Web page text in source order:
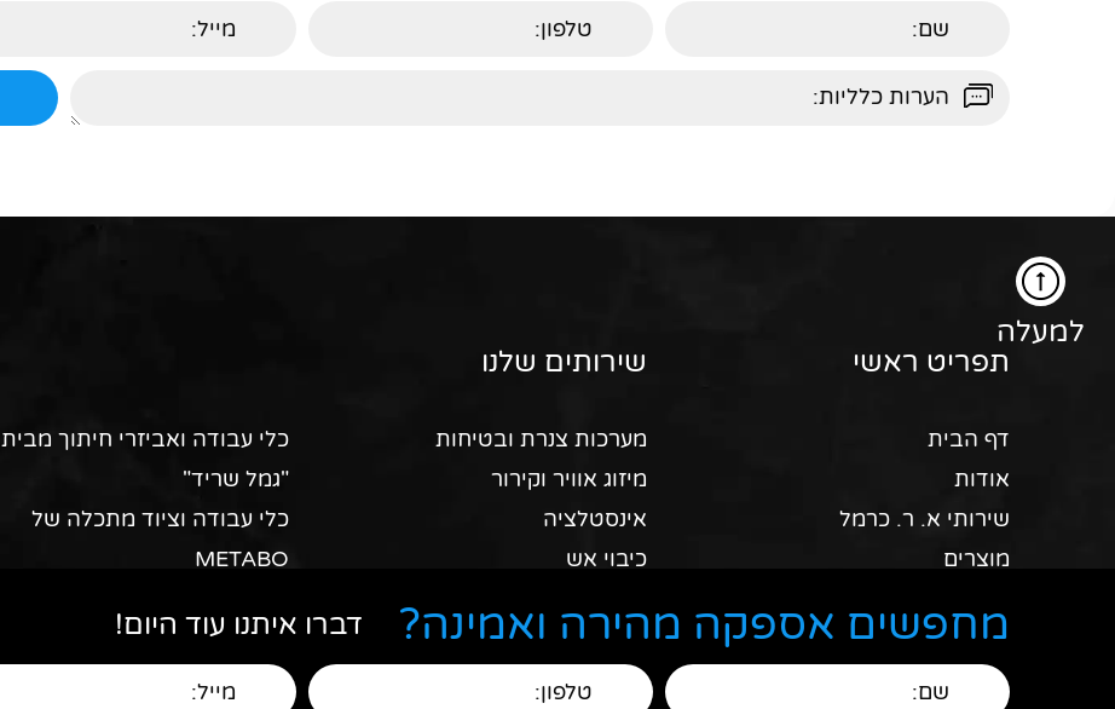
מחפשים אספקה מהירה ואמינה? דברו איתנו עוד היום!
למעלה
תפריט ראשי
דף הבית
אודות
שירותי א. ר. כרמל
מוצרים
שירותים שלנו
מערכות צנרת ובטיחות
מיזוג אוויר וקירור
אינסטלציה
כיבוי אש
כלי עבודה ואביזרי חיתוך מבית
"גמל שריד"
כלי עבודה וציוד מתכלה של
METABO